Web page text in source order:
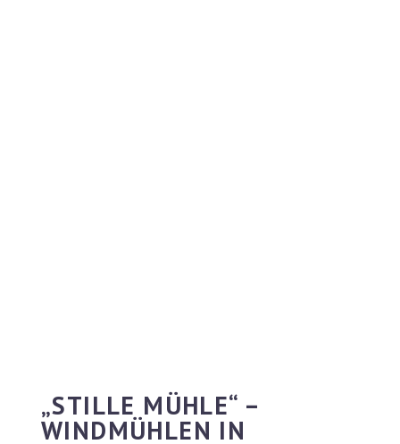
„STILLE MÜHLE“ –
WINDMÜHLEN IN